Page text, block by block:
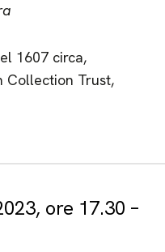
1607 circa,
Collection Trust,
ore 17.30 –